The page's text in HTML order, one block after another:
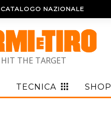
CATALOGO NAZIONALE
HIT THE TARGET
TECNICA SHOP